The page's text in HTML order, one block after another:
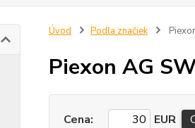
Úvod Podľa značiek
Piexon AG
Cena: EUR